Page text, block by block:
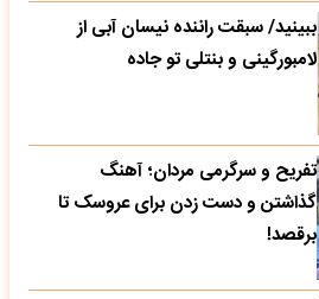
ببینید/ سبقت راننده نیسان آبی از
لامبورگینی و بنتلی تو جاده
تفریح و سرگرمی مردان؛ آهنگ
گذاشتن و دست زدن برای عروسک تا
برقصد!